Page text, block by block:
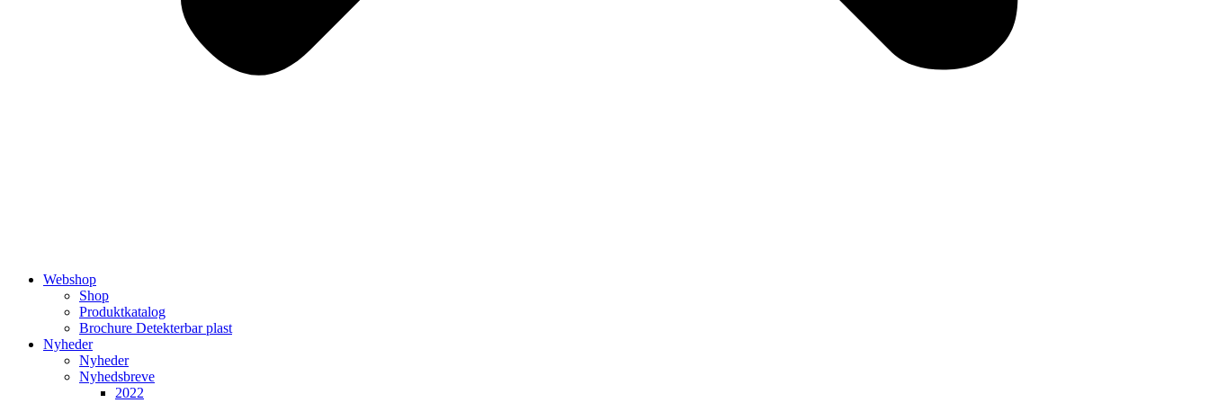
Webshop
Shop
Produktkatalog
Brochure Detekterbar plast
Nyheder
Nyheder
Nyhedsbreve
2022